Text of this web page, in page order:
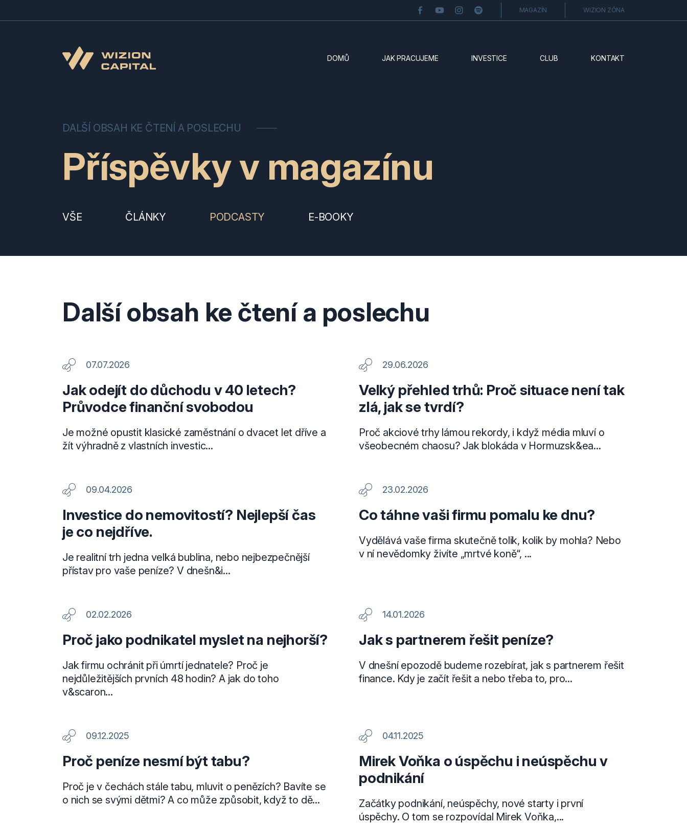
MAGAZÍN WIZION ZÓNA
DOMŮ JAK PRACUJEME INVESTICE CLUB KONTAKT
DALŠÍ OBSAH KE ČTENÍ A POSLECHU
Příspěvky v magazínu
VŠE ČLÁNKY PODCASTY E-BOOKY
Další obsah ke čtení a poslechu
07.07.2026
Jak odejít do důchodu v 40 letech?
Průvodce finanční svobodou
Je možné opustit klasické zaměstnání o dvacet let dříve a
žít výhradně z vlastních investic...
29.06.2026
Velký přehled trhů: Proč situace není tak
zlá, jak se tvrdí?
Proč akciové trhy lámou rekordy, i když média mluví o
všeobecném chaosu? Jak blokáda v Hormuzsk&ea...
09.04.2026
Investice do nemovitostí? Nejlepší čas
je co nejdříve.
Je realitní trh jedna velká bublina, nebo nejbezpečnější
přístav pro vaše peníze? V dnešn&i...
23.02.2026
Co táhne vaši firmu pomalu ke dnu?
Vydělává vaše firma skutečně tolik, kolik by mohla? Nebo
v ní nevědomky živíte „mrtvé koně“, ...
02.02.2026
Proč jako podnikatel myslet na nejhorší?
Jak firmu ochránit při úmrtí jednatele? Proč je
nejdůležitějších prvních 48 hodin? A jak do toho
v&scaron...
14.01.2026
Jak s partnerem řešit peníze?
V dnešní epozodě budeme rozebírat, jak s partnerem řešit
finance. Kdy je začít řešit a nebo třeba to, pro...
09.12.2025
Proč peníze nesmí být tabu?
Proč je v čechách stále tabu, mluvit o penězích? Bavíte se
o nich se svými dětmi? A co může způsobit, když to dě...
04.11.2025
Mirek Voňka o úspěchu i neúspěchu v
podnikání
Začátky podnikání, neúspěchy, nové starty i první
úspěchy. O tom se rozpovídal Mirek Voňka,...